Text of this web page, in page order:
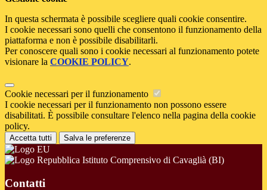
In questa schermata è possibile scegliere quali cookie consentire.
I cookie necessari sono quelli che consentono il funzionamento della
piattaforma e non è possibile disabilitarli.
Per conoscere quali sono i cookie necessari al funzionamento potete
visionare la COOKIE POLICY.
Cookie necessari per il funzionamento
I cookie necessari per il funzionamento non possono essere
disabilitati. È possibile consultare l'elenco nella pagina della cookie
policy.
Accetta tutti Salva le preferenze
Istituto Comprensivo di Cavaglià (BI)
Contatti